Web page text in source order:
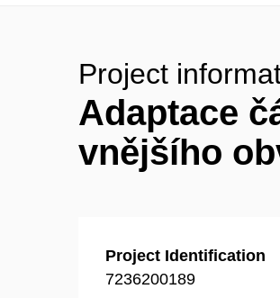
Project
Adaptace
vnějšího
Project Identification
7236200189